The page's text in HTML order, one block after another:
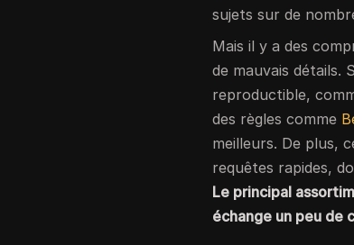
sujets sur de
Mais il y a des
de mauvais détails.
reproductible,
des règles comme
meilleurs. De plus,
requêtes rapides,
Le principal
échange un peu